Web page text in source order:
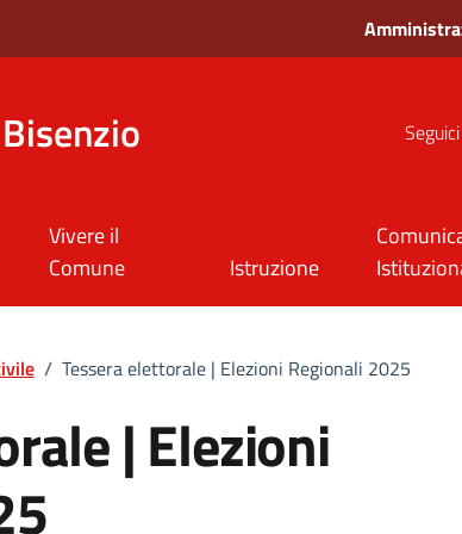
Vivere il
Comune
Istruzione
/ Tessera elettorale | Elezioni Regionali 2025
| Elezioni